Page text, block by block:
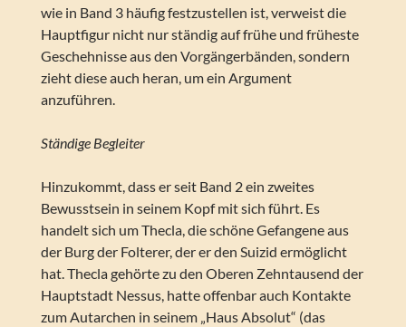
wie in Band 3 häufig festzustellen ist, verweist die
Hauptfigur nicht nur ständig auf frühe und früheste
Geschehnisse aus den Vorgängerbänden, sondern
zieht diese auch heran, um ein Argument
anzuführen.
Ständige Begleiter
Hinzukommt, dass er seit Band 2 ein zweites
Bewusstsein in seinem Kopf mit sich führt. Es
handelt sich um Thecla, die schöne Gefangene aus
der Burg der Folterer, der er den Suizid ermöglicht
hat. Thecla gehörte zu den Oberen Zehntausend der
Hauptstadt Nessus, hatte offenbar auch Kontakte
zum Autarchen in seinem „Haus Absolut“ (das